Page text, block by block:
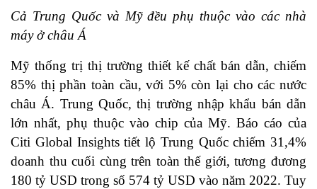
Cả Trung Quốc và Mỹ đều phụ thuộc vào các nhà
máy ở châu Á
Mỹ thống trị thị trường thiết kế chất bán dẫn, chiếm
85% thị phần toàn cầu, với 5% còn lại cho các nước
châu Á. Trung Quốc, thị trường nhập khẩu bán dẫn
lớn nhất, phụ thuộc vào chip của Mỹ. Báo cáo của
Citi Global Insights tiết lộ Trung Quốc chiếm 31,4%
doanh thu cuối cùng trên toàn thế giới, tương đương
180 tỷ USD trong số 574 tỷ USD vào năm 2022. Tuy